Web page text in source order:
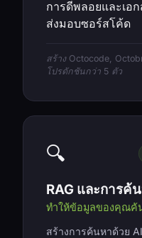
การดีพลอยและเอก
ส่งมอบซอร์สโค้ด
สร้าง Octocode,
โปรดักชันกว่า 5 ตัว
🔍
RAG และการค้
ทำให้ข้อมูลของคุณค้
สร้างการค้นหาด้วย